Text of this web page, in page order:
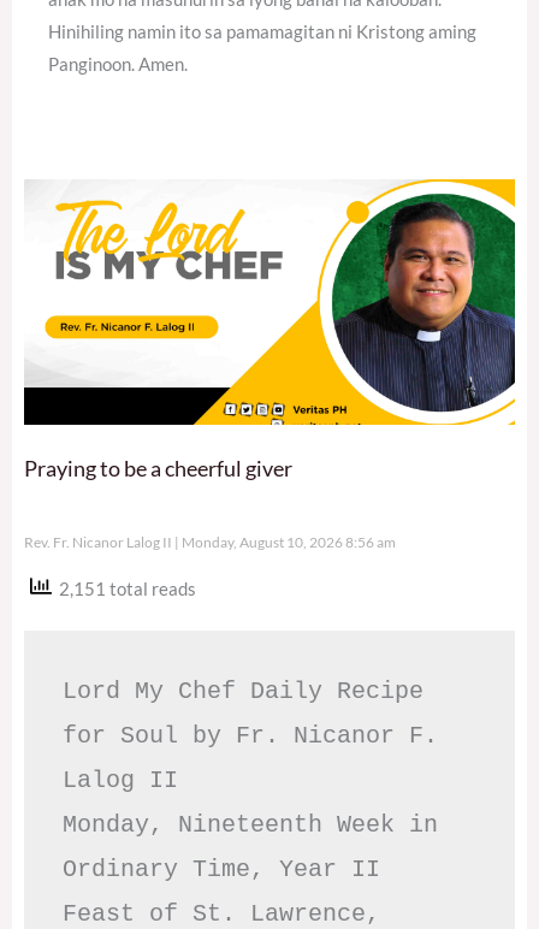
Hinihiling namin ito sa pamamagitan ni Kristong aming
Panginoon. Amen.
Praying to be a cheerful giver
Rev. Fr. Nicanor Lalog II Monday, August 10, 2026 8:56 am
2,151 total reads
Lord My Chef Daily Recipe
for Soul by Fr. Nicanor F.
Lalog II
Monday, Nineteenth Week in
Ordinary Time, Year II
Feast of St. Lawrence,